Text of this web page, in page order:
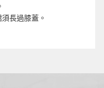
長過膝蓋。